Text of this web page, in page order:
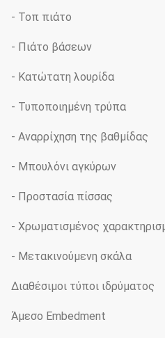
- Τοπ πιάτο
- Πιάτο βάσεων
- Κατώτατη λουρίδα
- Τυποποιημένη τρύπα
- Αναρρίχηση της βαθμίδας
- Μπουλόνι αγκύρων
- Προστασία πίσσας
- Χρωματισμένος
- Μετακινούμενη σκάλα
Διαθέσιμοι τύποι ιδρύματος
Άμεσο Embedment